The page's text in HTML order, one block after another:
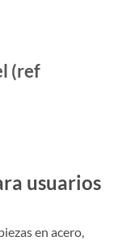
(ref
usuarios
en acero,